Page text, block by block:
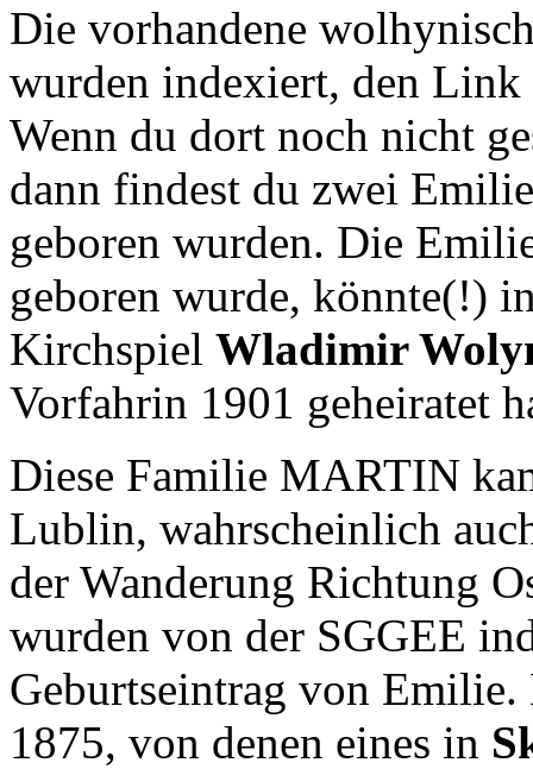
Die vorhandene
wurden indexiert, den Link
Wenn du dort noch nicht
dann findest du zwei
geboren wurden. Die
geboren wurde, könnte(!)
Kirchspiel Wladimir
Vorfahrin 1901 geheiratet
Diese Familie MARTIN
Lublin, wahrscheinlich
der Wanderung Richtung
wurden von der SGGEE
Geburtseintrag von
1875, von denen eines in